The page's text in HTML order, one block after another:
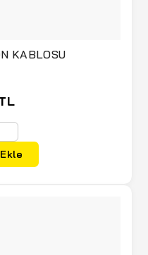
KABLOSU